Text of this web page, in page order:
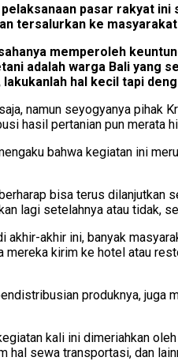
pasar rakyat
tersalurkan ke
memperoleh
adalah warga Bali yang
hal kecil tapi
namun seyogyanya pihak
hasil pertanian pun merata
bahwa kegiatan ini
bisa terus dilanjutkan
lagi setelahnya atau tidak,
akhir ini, banyak
kirim ke hotel atau
produknya,
kali ini dimeriahkan
hal sewa transportasi, dan